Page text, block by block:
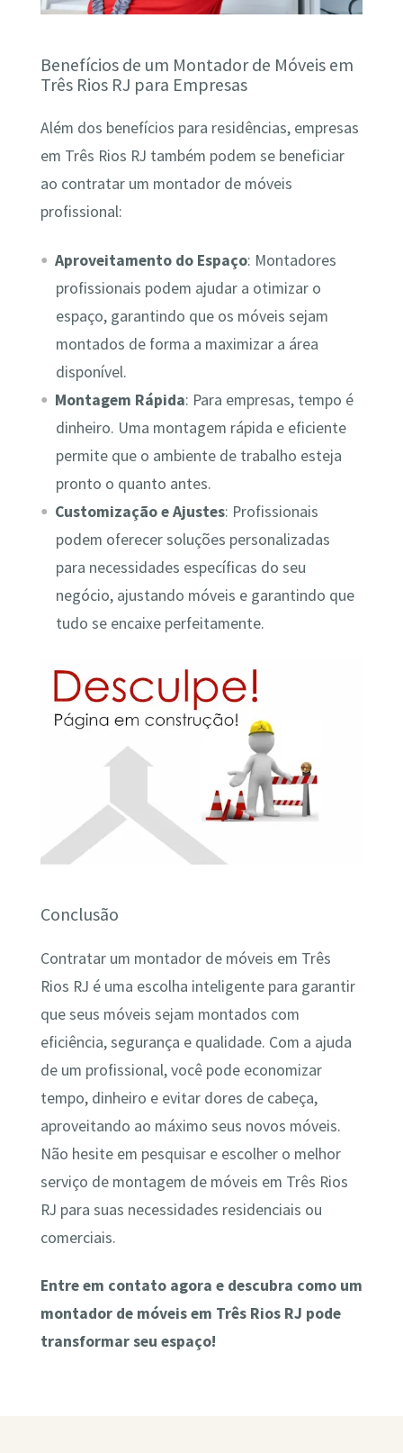
Benefícios de um Montador de Móveis em
Três Rios RJ para Empresas
Além dos benefícios para residências, empresas
em Três Rios RJ também podem se beneficiar
ao contratar um montador de móveis
profissional:
Aproveitamento do Espaço: Montadores
profissionais podem ajudar a otimizar o
espaço, garantindo que os móveis sejam
montados de forma a maximizar a área
disponível.
Montagem Rápida: Para empresas, tempo é
dinheiro. Uma montagem rápida e eficiente
permite que o ambiente de trabalho esteja
pronto o quanto antes.
Customização e Ajustes: Profissionais
podem oferecer soluções personalizadas
para necessidades específicas do seu
negócio, ajustando móveis e garantindo que
tudo se encaixe perfeitamente.
Conclusão
Contratar um montador de móveis em Três
Rios RJ é uma escolha inteligente para garantir
que seus móveis sejam montados com
eficiência, segurança e qualidade. Com a ajuda
de um profissional, você pode economizar
tempo, dinheiro e evitar dores de cabeça,
aproveitando ao máximo seus novos móveis.
Não hesite em pesquisar e escolher o melhor
serviço de montagem de móveis em Três Rios
RJ para suas necessidades residenciais ou
comerciais.
Entre em contato agora e descubra como um
montador de móveis em Três Rios RJ pode
transformar seu espaço!